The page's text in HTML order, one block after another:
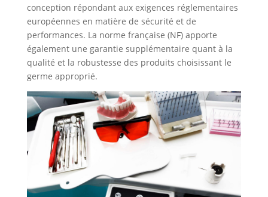
conception répondant aux exigences réglementaires
européennes en matière de sécurité et de
performances. La norme française (NF) apporte
également une garantie supplémentaire quant à la
qualité et la robustesse des produits choisissant le
germe approprié.